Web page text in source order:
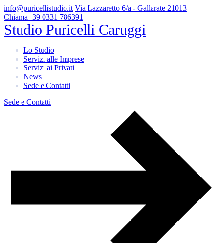
info@puricellistudio.it Via Lazzaretto 6/a - Gallarate 21013
Chiama+39 0331 786391
Studio Puricelli Caruggi
Lo Studio
Servizi alle Imprese
Servizi ai Privati
News
Sede e Contatti
Sede e Contatti